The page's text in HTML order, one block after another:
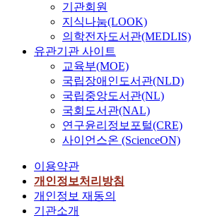
기관회원
지식나눔(LOOK)
의학전자도서관(MEDLIS)
유관기관 사이트
교육부(MOE)
국립장애인도서관(NLD)
국립중앙도서관(NL)
국회도서관(NAL)
연구윤리정보포털(CRE)
사이언스온 (ScienceON)
이용약관
개인정보처리방침
개인정보 재동의
기관소개